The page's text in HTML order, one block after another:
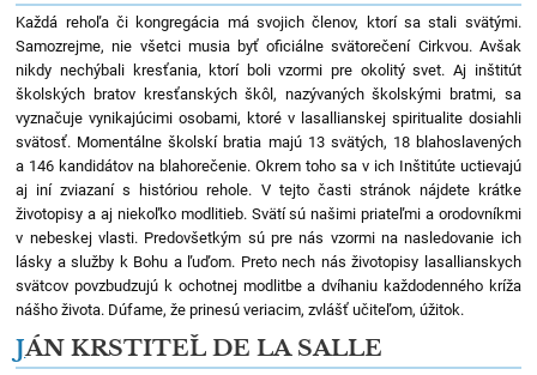
Každá rehoľa či kongregácia má svojich členov, ktorí sa stali svätými.
Samozrejme, nie všetci musia byť oficiálne svätorečení Cirkvou. Avšak
nikdy nechýbali kresťania, ktorí boli vzormi pre okolitý svet. Aj inštitút
školských bratov kresťanských škôl, nazývaných školskými bratmi, sa
vyznačuje vynikajúcimi osobami, ktoré v lasallianskej spiritualite dosiahli
svätosť. Momentálne školskí bratia majú 13 svätých, 18 blahoslavených
a 146 kandidátov na blahorečenie. Okrem toho sa v ich Inštitúte uctievajú
aj iní zviazaní s históriou rehole. V tejto časti stránok nájdete krátke
životopisy a aj niekoľko modlitieb. Svätí sú našimi priateľmi a orodovníkmi
v nebeskej vlasti. Predovšetkým sú pre nás vzormi na nasledovanie ich
lásky a služby k Bohu a ľuďom. Preto nech nás životopisy lasallianskych
svätcov povzbudzujú k ochotnej modlitbe a dvíhaniu každodenného kríža
nášho života. Dúfame, že prinesú veriacim, zvlášť učiteľom, úžitok.
JÁN KRSTITEĽ DE LA SALLE